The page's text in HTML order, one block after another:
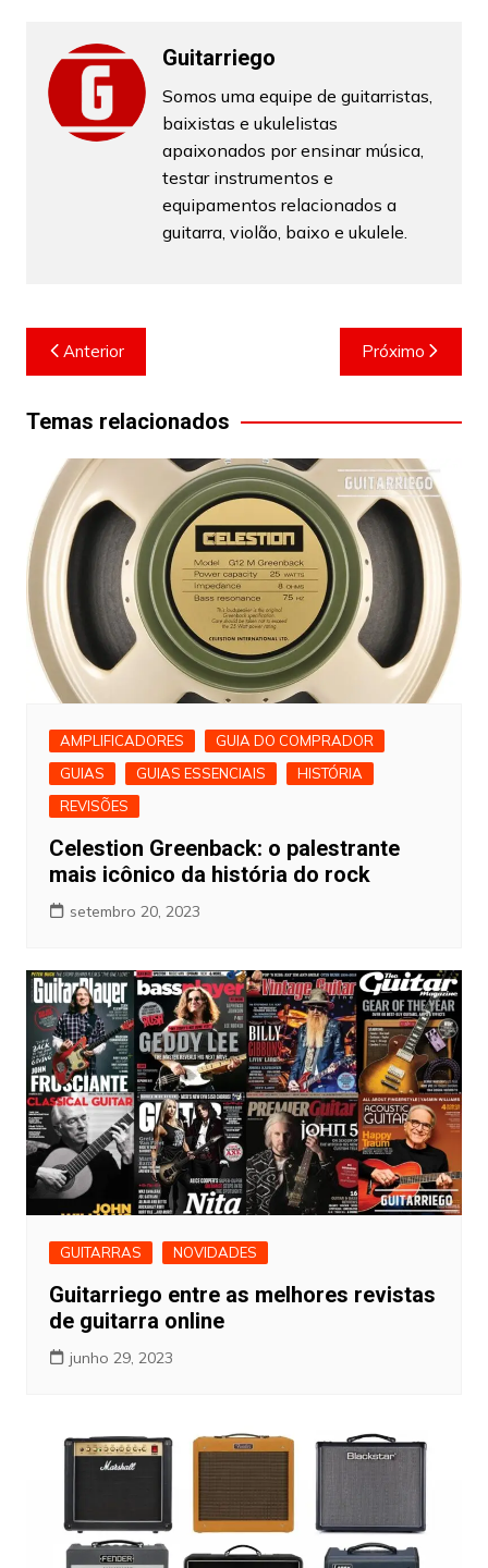
Guitarriego
Somos uma equipe de guitarristas,
baixistas e ukulelistas
apaixonados por ensinar música,
testar instrumentos e
equipamentos relacionados a
guitarra, violão, baixo e ukulele.
Navegação
de
Post
Anterior Próximo
Temas relacionados
AMPLIFICADORES
GUIA DO COMPRADOR
GUIAS
GUIAS ESSENCIAIS
HISTÓRIA
REVISÕES
Celestion Greenback: o palestrante
mais icônico da história do rock
setembro 20, 2023
GUITARRAS NOVIDADES
Guitarriego entre as melhores revistas
de guitarra online
junho 29, 2023